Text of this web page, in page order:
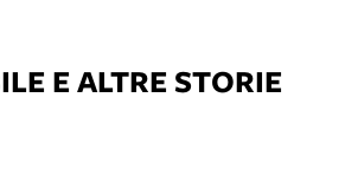
E ALTRE STORIE